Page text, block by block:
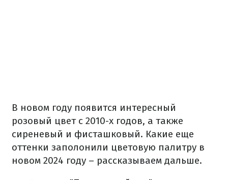
В новом году появится интересный
розовый цвет с 2010-х годов, а также
сиреневый и фисташковый. Какие еще
оттенки заполонили цветовую палитру в
новом 2024 году – рассказываем дальше.